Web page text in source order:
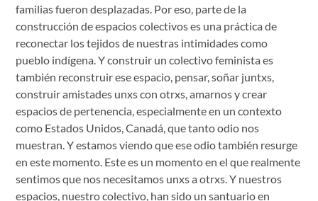
familias fueron desplazadas. Por eso, parte de la
construcción de espacios colectivos es una práctica de
reconectar los tejidos de nuestras intimidades como
pueblo indígena. Y construir un colectivo feminista es
también reconstruir ese espacio, pensar, soñar juntxs,
construir amistades unxs con otrxs, amarnos y crear
espacios de pertenencia, especialmente en un contexto
como Estados Unidos, Canadá, que tanto odio nos
muestran. Y estamos viendo que ese odio también resurge
en este momento. Este es un momento en el que realmente
sentimos que nos necesitamos unxs a otrxs. Y nuestros
espacios, nuestro colectivo, han sido un santuario en